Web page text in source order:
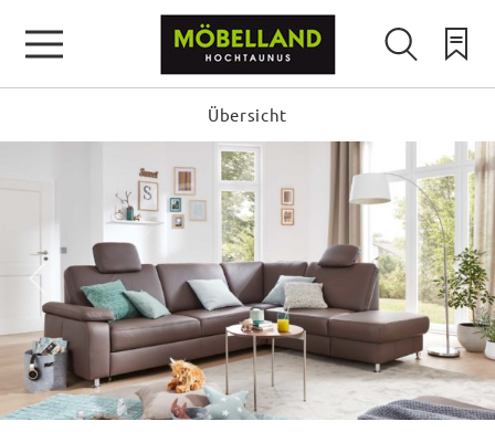
Übersicht